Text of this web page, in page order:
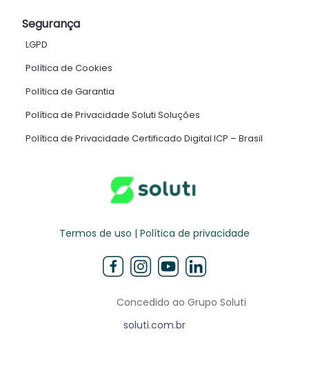
Segurança
LGPD
Política de Cookies
Política de Garantia
Política de Privacidade Soluti Soluções
Política de Privacidade Certificado Digital ICP – Brasil ​
Termos de uso | Política de privacidade
Concedido ao Grupo Soluti
soluti.com.br